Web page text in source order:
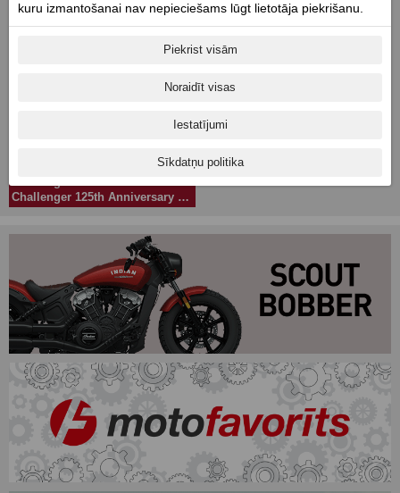
Challenger
Challenger Limited
Challenger
Challenger Elite
Challenger 125th Anniversary Edition
kuru izmantošanai nav nepieciešams lūgt lietotāja piekrišanu.
Piekrist visām
Noraidīt visas
Iestatījumi
Sīkdatņu politika